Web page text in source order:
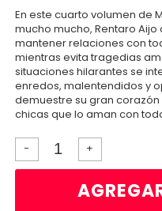
En este cuarto volumen de
mucho mucho, Rentaro
mantener relaciones con
mientras evita tragedias
situaciones hilarantes se
enredos, malentendidos y
demuestre su gran
chicas que lo aman con
- +